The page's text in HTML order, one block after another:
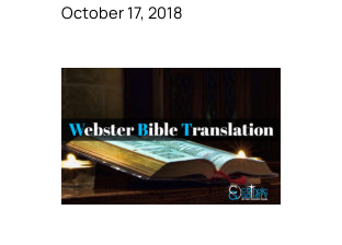
October 17, 2018